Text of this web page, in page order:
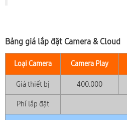
Bảng giá lắp đặt Camera & Cloud
Loại Camera Camera Play
Giá thiết bị 400.000
Phí lắp đặt